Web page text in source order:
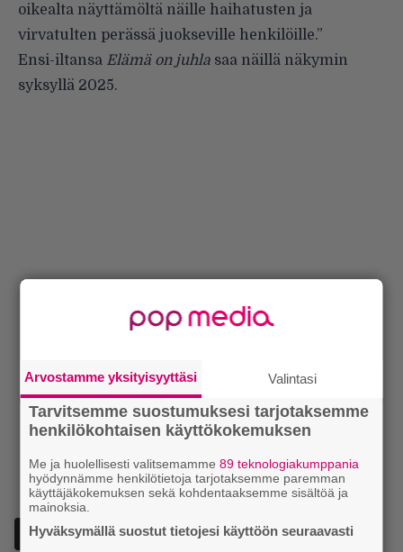
oikealta näyttämöltä näille haihatusten ja
virvatulten perässä juokseville henkilöille.”
Ensi-iltansa Elämä on juhla saa näillä näkymin
syksyllä 2025.
Lisää Episodi Googlen suosituksi lähteeksi
Arvostamme yksityisyyttäsi Valintasi
Tarvitsemme suostumuksesi tarjotaksemme
henkilökohtaisen käyttökokemuksen
Me ja huolellisesti valitsemamme89 teknologiakumppania
hyödynnämme henkilötietoja tarjotaksemme paremman
käyttäjäkokemuksen sekä kohdentaaksemme sisältöä ja
mainoksia.
Hyväksymällä suostut tietojesi käyttöön seuraavasti